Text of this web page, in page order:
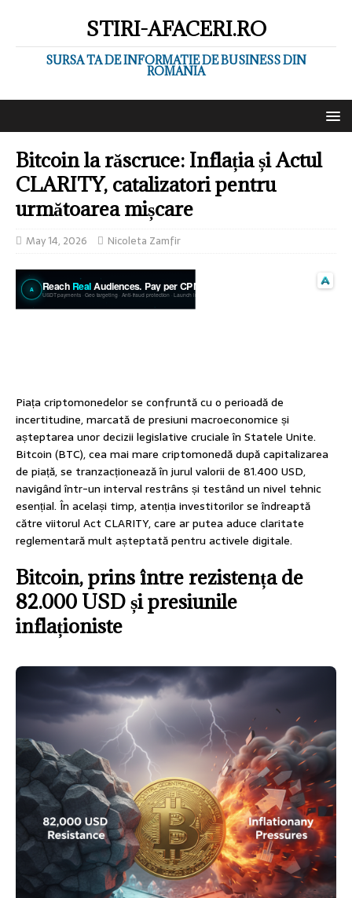
STIRI-AFACERI.RO
SURSA TA DE INFORMATIE DE BUSINESS DIN
ROMANIA
Bitcoin la răscruce: Inflația și Actul
CLARITY, catalizatori pentru
următoarea mișcare
May 14, 2026 Nicoleta Zamfir
Piața criptomonedelor se confruntă cu o perioadă de
incertitudine, marcată de presiuni macroeconomice și
așteptarea unor decizii legislative cruciale în Statele Unite.
Bitcoin (BTC), cea mai mare criptomonedă după capitalizarea
de piață, se tranzacționează în jurul valorii de 81.400 USD,
navigând într-un interval restrâns și testând un nivel tehnic
esențial. În același timp, atenția investitorilor se îndreaptă
către viitorul Act CLARITY, care ar putea aduce claritate
reglementară mult așteptată pentru activele digitale.
Bitcoin, prins între rezistența de
82.000 USD și presiunile
inflaționiste